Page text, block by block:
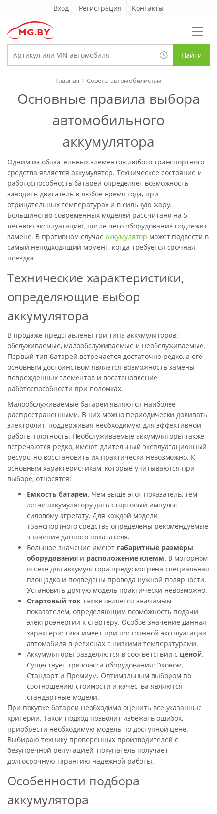
Вход Регистрация Контакты
Найти
Основные правила выбора
автомобильного
аккумулятора
Главная Советы автомобилистам
Одним из обязательных элементов любого транспортного
средства является аккумулятор. Техническое состояние и
работоспособность батареи определяет возможность
заводить двигатель в любое время года, при
отрицательных температурах и в сильную жару.
Большинство современных моделей рассчитано на 5-
летнюю эксплуатацию, после чего оборудование подлежит
замене. В противном случае аккумулятор может подвести в
самый неподходящий момент, когда требуется срочная
поездка.
Технические характеристики,
определяющие выбор
аккумулятора
В продаже представлены три типа аккумуляторов:
обслуживаемые, малообслуживаемые и необслуживаемые.
Первый тип батарей встречается достаточно редко, а его
основным достоинством является возможность замены
поврежденных элементов и восстановление
работоспособности при поломках.
Малообслуживаемые батареи являются наиболее
распространенными. В них можно периодически доливать
электролит, поддерживая необходимую для эффективной
работы плотность. Необслуживаемые аккумуляторы также
встречаются редко, имеют длительный эксплуатационный
ресурс, но восстановить их практически невозможно. К
основным характеристикам, которые учитываются при
выборе, относятся:
Емкость батареи. Чем выше этот показатель, тем
легче аккумулятору дать стартовый импульс
силовому агрегату. Для каждой модели
транспортного средства определены рекомендуемые
значения данного показателя.
Большое значение имеют габаритные размеры
оборудования и расположение клемм. В моторном
отсеке для аккумулятора предусмотрена специальная
площадка и подведены провода нужной полярности.
Установить другую модель практически невозможно.
Стартовый ток также является значимым
показателем, определяющим возможность подачи
электроэнергии к стартеру. Особое значение данная
характеристика имеет при постоянной эксплуатации
автомобиля в регионах с низкими температурами.
Аккумуляторы разделяются в соответствии с ценой.
Существует три класса оборудования: Эконом,
Стандарт и Премиум. Оптимальным выбором по
соотношению стоимости и качества являются
стандартные модели.
При покупке батареи необходимо оценить все указанные
критерии. Такой подход позволит избежать ошибок,
приобрести необходимую модель по доступной цене.
Выбираю технику проверенных производителей с
безупречной репутацией, покупатель получает
долгосрочную гарантию надежной работы.
Особенности подбора
аккумулятора